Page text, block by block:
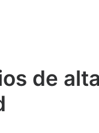
de alta